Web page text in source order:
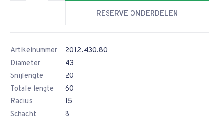
RESERVE ONDERDELEN
Artikelnummer
2012.430.80
Diameter
43
Snijlengte
20
Totale lengte
60
Radius
15
Schacht
8